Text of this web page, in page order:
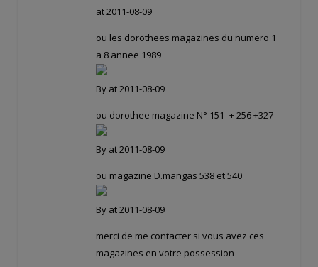
at 2011-08-09
ou les dorothees magazines du numero 1
a 8 annee 1989
By at 2011-08-09
ou dorothee magazine N° 151- + 256 +327
By at 2011-08-09
ou magazine D.mangas 538 et 540
By at 2011-08-09
merci de me contacter si vous avez ces
magazines en votre possession